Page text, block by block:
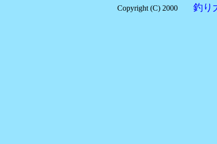
Copyright (C) 2000 釣り